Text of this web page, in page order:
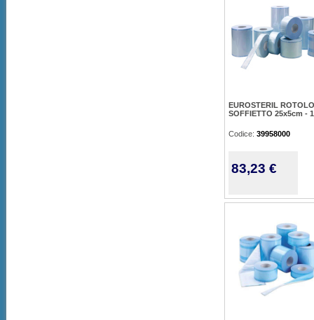
EUROSTERIL
SOFFIETTO 25x5cm -
Codice: 39958000
83,23 €